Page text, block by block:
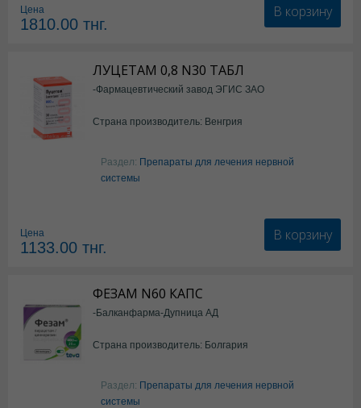
Цена
1810.00 тнг.
В корзину
ЛУЦЕТАМ 0,8 N30 ТАБЛ
-Фармацевтический завод ЭГИС ЗАО
Страна производитель: Венгрия
Раздел: Препараты для лечения нервной
системы
Цена
1133.00 тнг.
В корзину
ФЕЗАМ N60 КАПС
-Балканфарма-Дупница АД
Страна производитель: Болгария
Раздел: Препараты для лечения нервной
системы